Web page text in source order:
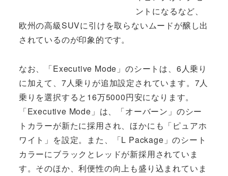
ントになるなど、
欧州の高級SUVに引けを取らないムードが醸し出
されているのが印象的です。
なお、「Executive Mode」のシートは、6人乗り
に加えて、7人乗りが追加設定されています。7人
乗りを選択すると16万5000円安になります。
「Executive Mode」は、「オーバーン」のシー
トカラーが新たに採用され、ほかにも「ピュアホ
ワイト」を設定。また、「L Package」のシート
カラーにブラックとレッドが新採用されていま
す。そのほか、利便性の向上も盛り込まれていま